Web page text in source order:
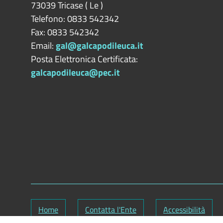
73039Tricase( Le)
Telefono: 0833 542342
Fax: 0833 542342
Email:gal@galcapodileuca.it
Posta Elettronica Certificata:
galcapodileuca@pec.it
Home Contatta l'Ente Accessibilità